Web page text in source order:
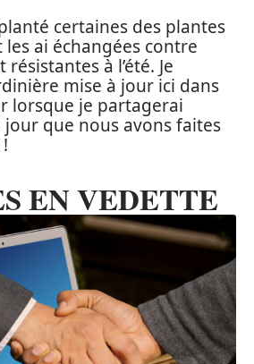
certaines des plantes
ai échangées contre
résistantes à l’été. Je
mise à jour ici dans
lorsque je partagerai
jour que nous avons faites
EN VEDETTE